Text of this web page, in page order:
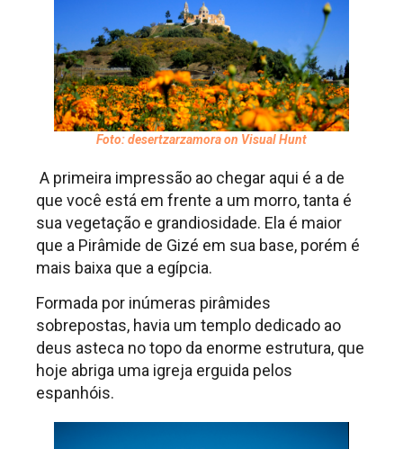
Foto: desertzarzamora on Visual Hunt
A primeira impressão ao chegar aqui é a de
que você está em frente a um morro, tanta é
sua vegetação e grandiosidade. Ela é maior
que a Pirâmide de Gizé em sua base, porém é
mais baixa que a egípcia.
Formada por inúmeras pirâmides
sobrepostas, havia um templo dedicado ao
deus asteca no topo da enorme estrutura, que
hoje abriga uma igreja erguida pelos
espanhóis.